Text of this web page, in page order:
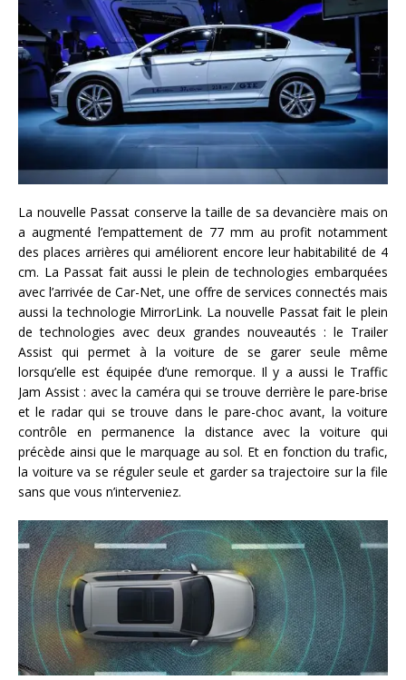
La nouvelle Passat conserve la taille de sa devancière mais on
a augmenté l’empattement de 77 mm au profit notamment
des places arrières qui améliorent encore leur habitabilité de 4
cm. La Passat fait aussi le plein de technologies embarquées
avec l’arrivée de Car-Net, une offre de services connectés mais
aussi la technologie MirrorLink. La nouvelle Passat fait le plein
de technologies avec deux grandes nouveautés : le Trailer
Assist qui permet à la voiture de se garer seule même
lorsqu’elle est équipée d’une remorque. Il y a aussi le Traffic
Jam Assist : avec la caméra qui se trouve derrière le pare-brise
et le radar qui se trouve dans le pare-choc avant, la voiture
contrôle en permanence la distance avec la voiture qui
précède ainsi que le marquage au sol. Et en fonction du trafic,
la voiture va se réguler seule et garder sa trajectoire sur la file
sans que vous n’interveniez.